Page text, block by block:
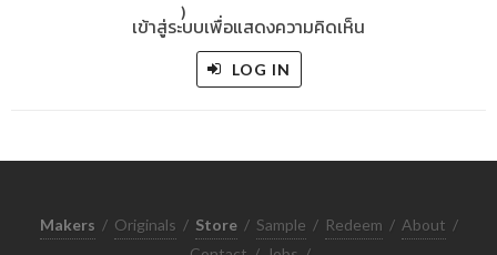
)
เข้าสู่ระบบเพื่อแสดงความคิดเห็น
LOG IN
Makers / Originals / Store / Sample / Redeem / About /